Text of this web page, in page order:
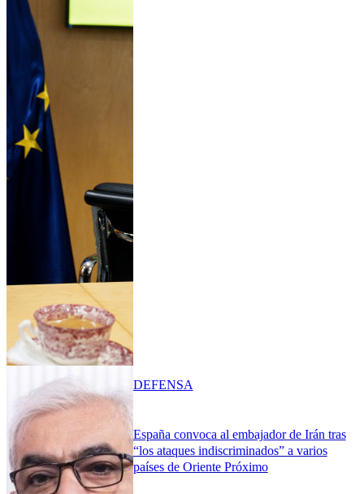
España convoca al embajador de Irán tras
“los ataques indiscriminados” a varios
países de Oriente Próximo
DEFENSA